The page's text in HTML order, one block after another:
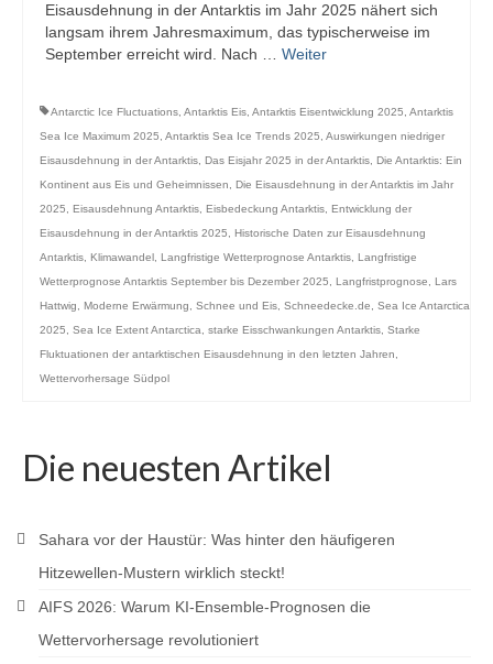
Impressum
Eisausdehnung in der Antarktis im Jahr 2025 nähert sich
langsam ihrem Jahresmaximum, das typischerweise im
September erreicht wird. Nach … Weiter
Antarctic Ice Fluctuations Antarktis Eis Antarktis Eisentwicklung 2025 Antarktis
Sea Ice Maximum 2025 Antarktis Sea Ice Trends 2025 Auswirkungen niedriger
Eisausdehnung in der Antarktis Das Eisjahr 2025 in der Antarktis Die Antarktis: Ein
Kontinent aus Eis und Geheimnissen
Die Eisausdehnung in der Antarktis im Jahr
2025
Eisausdehnung Antarktis Eisbedeckung Antarktis Entwicklung der
Eisausdehnung in der Antarktis 2025
Historische Daten zur Eisausdehnung
Antarktis Klimawandel Langfristige Wetterprognose Antarktis Langfristige
Wetterprognose Antarktis September bis Dezember 2025
Langfristprognose
Lars
Hattwig
Moderne Erwärmung Schnee und Eis Schneedecke.de
Sea Ice Antarctica
2025
Sea Ice Extent Antarctica starke Eisschwankungen Antarktis Starke
Fluktuationen der antarktischen Eisausdehnung in den letzten Jahren
Wettervorhersage Südpol
Die neuesten Artikel
Sahara vor der Haustür: Was hinter den häufigeren
Hitzewellen-Mustern wirklich steckt!
AIFS 2026: Warum KI-Ensemble-Prognosen die
Wettervorhersage revolutioniert